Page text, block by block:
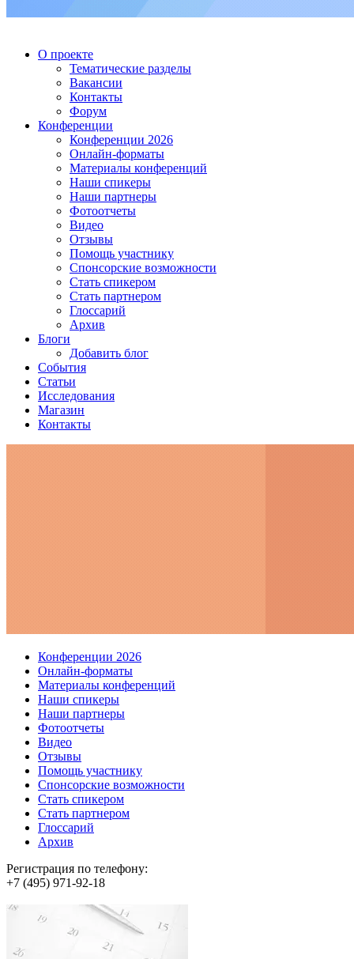
О проекте
Тематические разделы
Вакансии
Контакты
Форум
Конференции
Конференции 2026
Онлайн-форматы
Материалы конференций
Наши спикеры
Наши партнеры
Фотоотчеты
Видео
Отзывы
Помощь участнику
Спонсорские возможности
Стать спикером
Стать партнером
Глоссарий
Архив
Блоги
Добавить блог
События
Статьи
Исследования
Магазин
Контакты
Конференции 2026
Онлайн-форматы
Материалы конференций
Наши спикеры
Наши партнеры
Фотоотчеты
Видео
Отзывы
Помощь участнику
Спонсорские возможности
Стать спикером
Стать партнером
Глоссарий
Архив
Регистрация по телефону:
+7 (495) 971-92-18